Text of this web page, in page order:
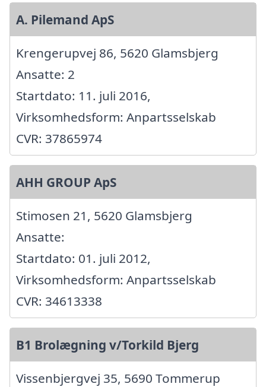
A. Pilemand ApS
Krengerupvej 86, 5620 Glamsbjerg
Ansatte: 2
Startdato: 11. juli 2016,
Virksomhedsform: Anpartsselskab
CVR: 37865974
AHH GROUP ApS
Stimosen 21, 5620 Glamsbjerg
Ansatte:
Startdato: 01. juli 2012,
Virksomhedsform: Anpartsselskab
CVR: 34613338
B1 Brolægning v/Torkild Bjerg
Vissenbjergvej 35, 5690 Tommerup